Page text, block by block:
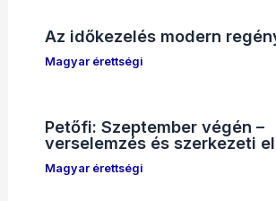
Az időkezelés modern
Magyar érettségi
Petőfi: Szeptember végén –
verselemzés és szerkezeti
Magyar érettségi